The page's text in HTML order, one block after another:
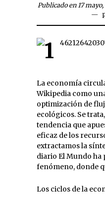
Publicado en 17 mayo,
La economía
Wikipedia como
optimización de
ecológicos. Se
tendencia que
eficaz de los
extractamos la
diario El Mundo ha
fenómeno, donde
Los ciclos de la